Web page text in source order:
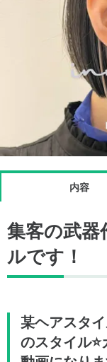
内容
集客の武器
ルです！
某ヘアスタ
のスタイル